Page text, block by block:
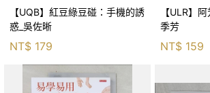
【UQB】紅豆綠豆碰：手機的誘
惑_吳佐晰
NT$ 179
【ULR】
季芳
NT$ 159